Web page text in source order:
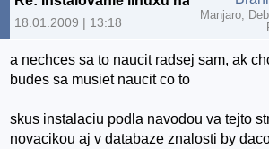
18.01.2009 | 13:18
Manjaro,
a nechces sa to naucit radsej sam, ak
budes sa musiet naucit co to
skus instalaciu podla navodou va tejto
novacikou aj v databaze znalosti by